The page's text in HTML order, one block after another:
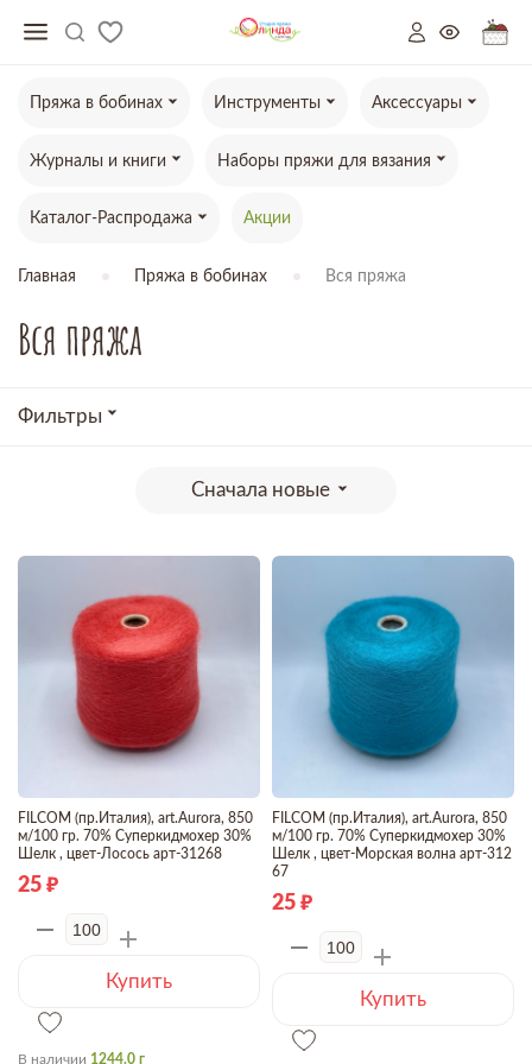
Пряжа в бобинах Инструменты Аксессуары
Журналы и книги Наборы пряжи для вязания
Каталог-Распродажа Акции
Главная Пряжа в бобинах Вся пряжа
Вся пряжа
Фильтры
Сначала новые
FILCOM (пр.Италия), art.Aurora, 850
м/100 гр. 70% Суперкидмохер 30%
Шелк , цвет-Лосось арт-31268
25
Купить
В наличии 1244.0 г
FILCOM (пр.Италия), art.Aurora, 850
м/100 гр. 70% Суперкидмохер 30%
Шелк , цвет-Морская волна арт-312
67
25
Купить